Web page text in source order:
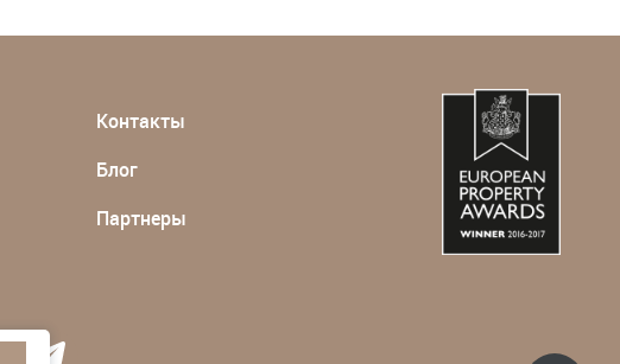
Контакты
Блог
Партнеры